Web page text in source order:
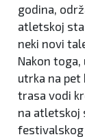
godina,
atletskoj
neki novi
Nakon
utrka na pet
trasa vodi
na atletskoj
festivalskog